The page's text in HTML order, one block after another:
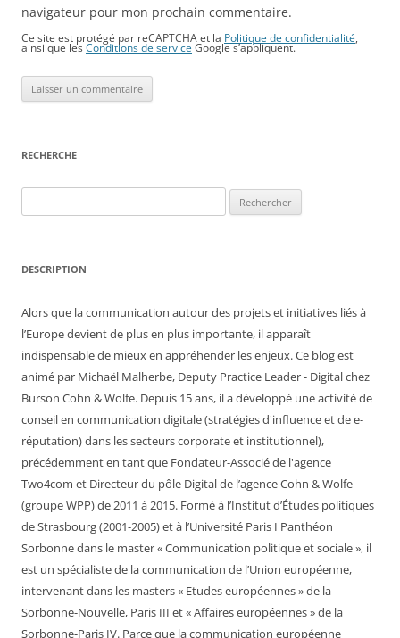
navigateur pour mon prochain commentaire.
Ce site est protégé par reCAPTCHA et la Politique de confidentialité
ainsi que lesConditions de service Google s’appliquent.
RECHERCHE
DESCRIPTION
Alors que la communication autour des projets et initiatives liés à
l’Europe devient de plus en plus importante, il apparaît
indispensable de mieux en appréhender les enjeux. Ce blog est
animé par Michaël Malherbe, Deputy Practice Leader - Digital chez
Burson Cohn & Wolfe. Depuis 15 ans, il a développé une activité de
conseil en communication digitale (stratégies d'influence et de e-
réputation) dans les secteurs corporate et institutionnel),
précédemment en tant que Fondateur-Associé de l'agence
Two4com et Directeur du pôle Digital de l’agence Cohn & Wolfe
(groupe WPP) de 2011 à 2015. Formé à l’Institut d’Études politiques
de Strasbourg (2001-2005) et à l’Université Paris I Panthéon
Sorbonne dans le master « Communication politique et sociale », il
est un spécialiste de la communication de l’Union européenne,
intervenant dans les masters « Etudes européennes » de la
Sorbonne-Nouvelle, Paris III et « Affaires européennes » de la
Sorbonne-Paris IV. Parce que la communication européenne